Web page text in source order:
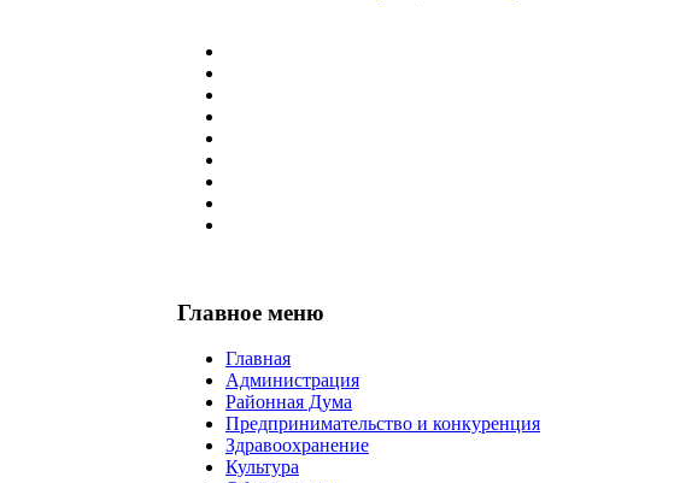
Главное меню
Главная
Администрация
Районная Дума
Предпринимательство и конкуренция
Здравоохранение
Культура